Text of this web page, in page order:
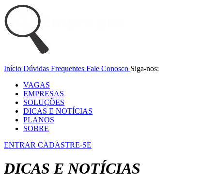
Início Dúvidas Frequentes Fale Conosco Siga-nos:
VAGAS
EMPRESAS
SOLUÇÕES
DICAS E NOTÍCIAS
PLANOS
SOBRE
ENTRAR CADASTRE-SE
DICAS E NOTÍCIAS